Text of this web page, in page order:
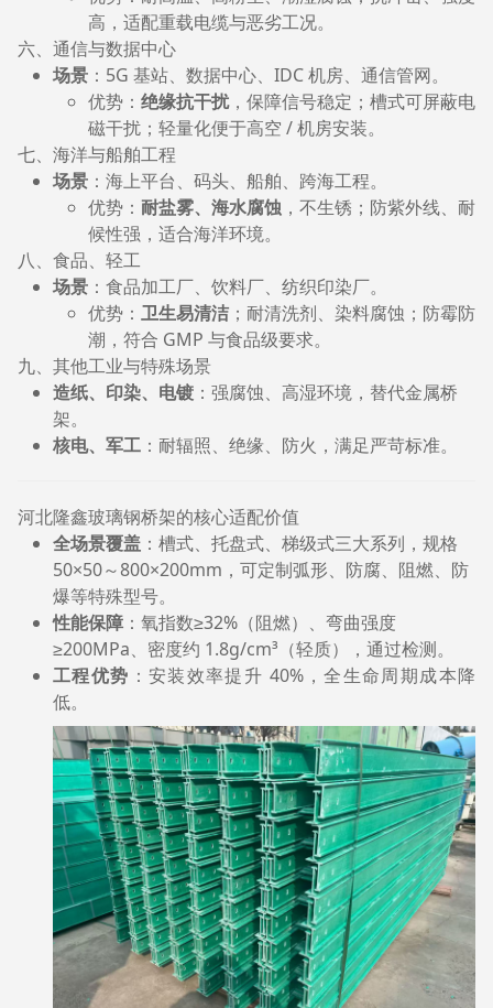
高，适配重载电缆与恶劣工况。
六、通信与数据中心
场景：5G 基站、数据中心、IDC 机房、通信管网。
优势： 绝缘抗干扰，保障信号稳定；槽式可屏蔽电
磁干扰；轻量化便于高空 / 机房安装。
七、海洋与船舶工程
场景：海上平台、码头、船舶、跨海工程。
优势： 耐盐雾、海水腐蚀，不生锈；防紫外线、耐
候性强，适合海洋环境。
八、食品、轻工
场景：食品加工厂、饮料厂、纺织印染厂。
优势： 卫生易清洁；耐清洗剂、染料腐蚀；防霉防
潮，符合 GMP 与食品级要求。
九、其他工业与特殊场景
造纸、印染、电镀：强腐蚀、高湿环境，替代金属桥
架。
核电、军工：耐辐照、绝缘、防火，满足严苛标准。
河北隆鑫玻璃钢桥架的核心适配价值
全场景覆盖：槽式、托盘式、梯级式三大系列，规格
50×50～800×200mm，可定制弧形、防腐、阻燃、防
爆等特殊型号。
性能保障：氧指数≥32%（阻燃）、弯曲强度
≥200MPa、密度约 1.8g/cm³（轻质），通过检测。
工程优势 ：安装效率提升 40%，全生命周期成本降
低。